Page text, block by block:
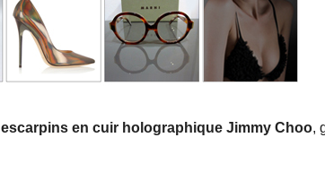
escarpins en cuir holographique Jimmy Choo,